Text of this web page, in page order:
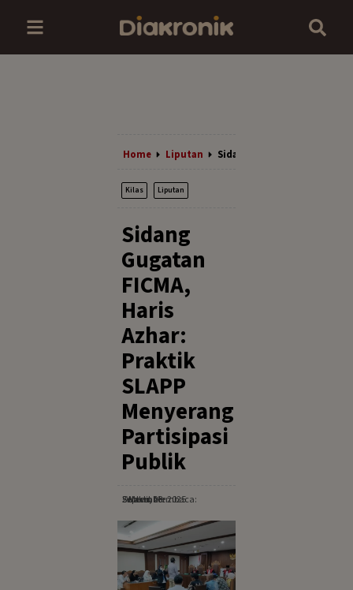
Home Liputan Sidang Gugatan FICMA,
Kilas Liputan
Sidang
Gugatan
FICMA,
Haris
Azhar:
Praktik
SLAPP
Menyerang
Partisipasi
Publik
Selasa, 23 September 2025
· Waktu Membaca: 2 Menit